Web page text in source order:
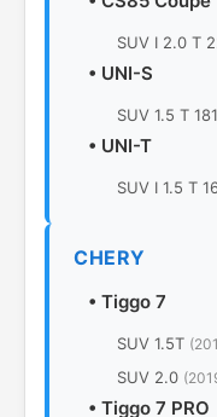
SUV I 2.0 T
• UNI-S
SUV 1.5 T 181
• UNI-T
SUV I 1.5 T
CHERY
• Tiggo 7
SUV 1.5T
SUV 2.0
• Tiggo 7 PRO